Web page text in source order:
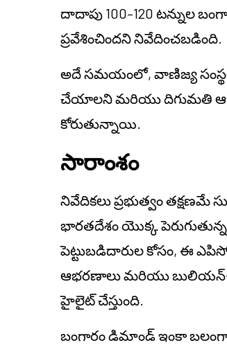
దాదాపు 100–120 టన్నుల
ప్రవేశించిందని నివేదించబడింది.
అదే సమయంలో, వాణిజ్య
చేయాలని మరియు దిగుమతి
కోరుతున్నాయి.
సారాంశం
నివేదికలు ప్రభుత్వం తక్షణమే
భారతదేశం యొక్క
పెట్టుబడిదారుల కోసం, ఈ
ఆభరణాలు మరియు బులియన్-
హైలైట్ చేస్తుంది.
బంగారం డిమాండ్ ఇంకా బలంగా